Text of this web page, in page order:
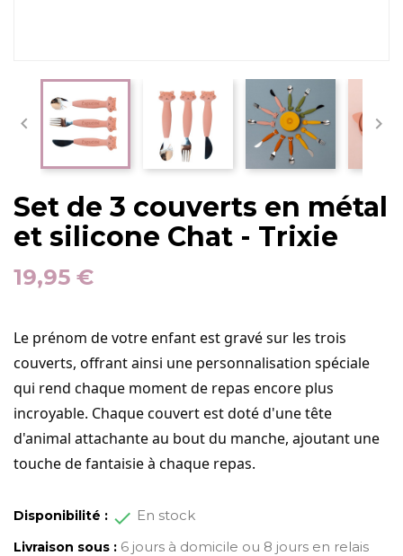
 
Set de 3 couverts en métal
et silicone Chat - Trixie
19,95 €
Le prénom de votre enfant est gravé sur les trois
couverts, offrant ainsi une personnalisation spéciale
qui rend chaque moment de repas encore plus
incroyable. Chaque couvert est doté d'une tête
d'animal attachante au bout du manche, ajoutant une
touche de fantaisie à chaque repas.
Disponibilité : En stock
Livraison sous : 6 jours à domicile ou 8 jours en relais